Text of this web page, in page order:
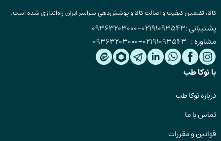
کالا، تضمین کیفیت و اصالت کالا و پوشش‌دهی سراسر ایران راه‌اندازی شده است.
پشتیبانی :02191093543
-
09363203000
مشاوره : 02191093543
-
09363203000
با توکا طب
درباره توکا طب
تماس با ما
قوانین و مقررات